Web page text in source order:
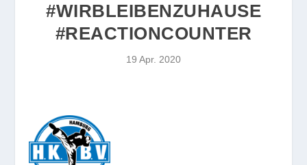
#WIRBLEIBENZUHAUSE
#REACTIONCOUNTER
19 Apr. 2020